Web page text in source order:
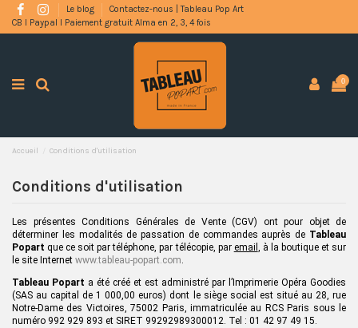
Le blog
Contactez-nous | Tableau Pop Art
CB l Paypal l Paiement gratuit Alma en 2, 3, 4 fois
0
Accueil Conditions d'utilisation
Conditions d'utilisation
Les présentes Conditions Générales de Vente (CGV) ont pour objet de
déterminer les modalités de passation de commandes auprès de Tableau
Popart que ce soit par téléphone, par télécopie, par email , à la boutique et sur
le site Internet www.tableau-popart.com.
Tableau Popart a été créé et est administré par l’Imprimerie Opéra Goodies
(SAS au capital de 1 000,00 euros) dont le siège social est situé au 28, rue
Notre-Dame des Victoires, 75002 Paris, immatriculée au RCS Paris sous le
numéro 992 929 893 et SIRET 99292989300012. Tel : 01 42 97 49 15.